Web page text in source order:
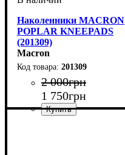
Наколенники MACRON
POPLAR KNEEPADS
(201309)
Macron
201309
2 000грн
1 750грн